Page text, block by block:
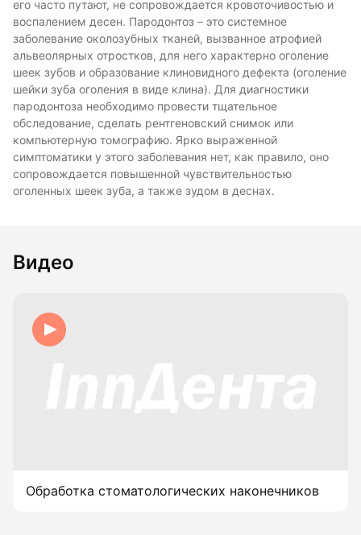
его часто путают, не сопровождается кровоточивостью и
воспалением десен. Пародонтоз – это системное
заболевание околозубных тканей, вызванное атрофией
альвеолярных отростков, для него характерно оголение
шеек зубов и образование клиновидного дефекта (оголение
шейки зуба оголения в виде клина). Для диагностики
пародонтоза необходимо провести тщательное
обследование, сделать рентгеновский снимок или
компьютерную томографию. Ярко выраженной
симптоматики у этого заболевания нет, как правило, оно
сопровождается повышенной чувствительностью
оголенных шеек зуба, а также зудом в деснах.
Видео
Обработка стоматологических наконечников